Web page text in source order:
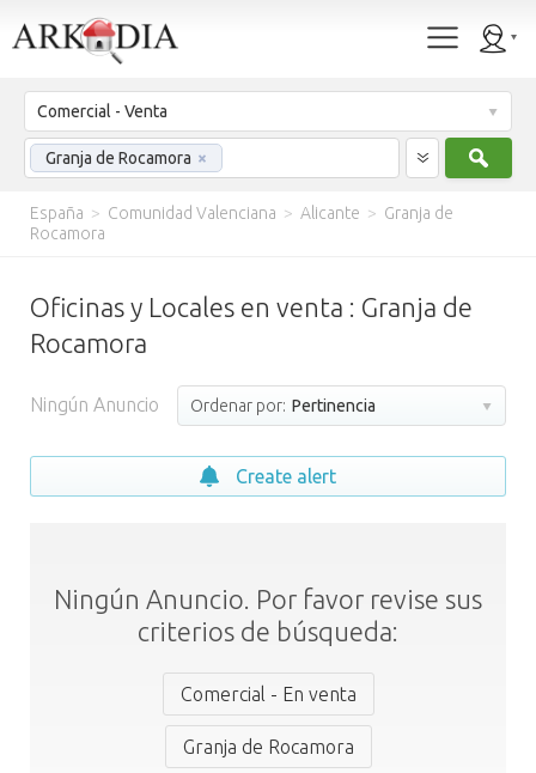
Comercial - Venta
Granja de Rocamora ×
España > Comunidad Valenciana > Alicante > Granja de
Rocamora
Oficinas y Locales en venta : Granja de
Rocamora
Ningún Anuncio Ordenar por: Pertinencia
Create alert
Ningún Anuncio. Por favor revise sus
criterios de búsqueda:
Comercial - En venta
Granja de Rocamora